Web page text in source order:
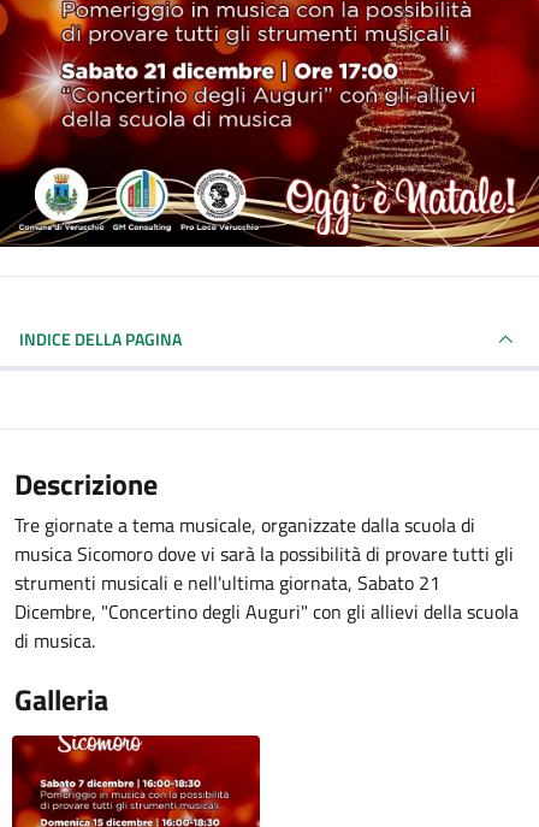
INDICE DELLA PAGINA
Descrizione
Tre giornate a tema musicale, organizzate dalla scuola di
musica Sicomoro dove vi sarà la possibilità di provare tutti gli
strumenti musicali e nell'ultima giornata, Sabato 21
Dicembre, "Concertino degli Auguri" con gli allievi della scuola
di musica.
Galleria